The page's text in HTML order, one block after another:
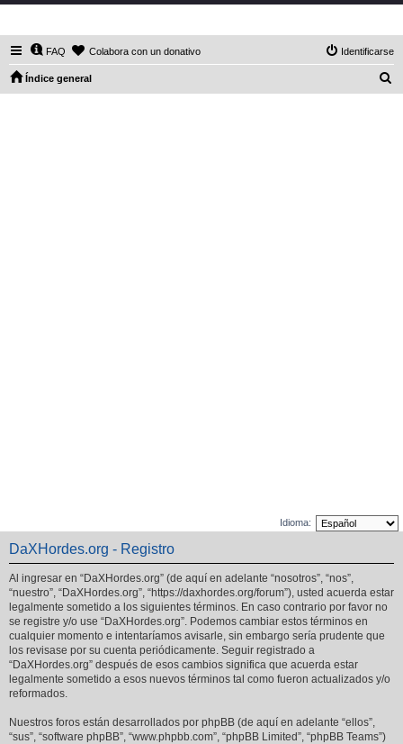
FAQ Colabora con un donativo Identificarse
Índice general
Idioma:
DaXHordes.org - Registro
Al ingresar en “DaXHordes.org” (de aquí en adelante “nosotros”, “nos”,
“nuestro”, “DaXHordes.org”, “https://daxhordes.org/forum”), usted acuerda estar
legalmente sometido a los siguientes términos. En caso contrario por favor no
se registre y/o use “DaXHordes.org”. Podemos cambiar estos términos en
cualquier momento e intentaríamos avisarle, sin embargo sería prudente que
los revisase por su cuenta periódicamente. Seguir registrado a
“DaXHordes.org” después de esos cambios significa que acuerda estar
legalmente sometido a esos nuevos términos tal como fueron actualizados y/o
reformados.
Nuestros foros están desarrollados por phpBB (de aquí en adelante “ellos”,
“sus”, “software phpBB”, “www.phpbb.com”, “phpBB Limited”, “phpBB Teams”)